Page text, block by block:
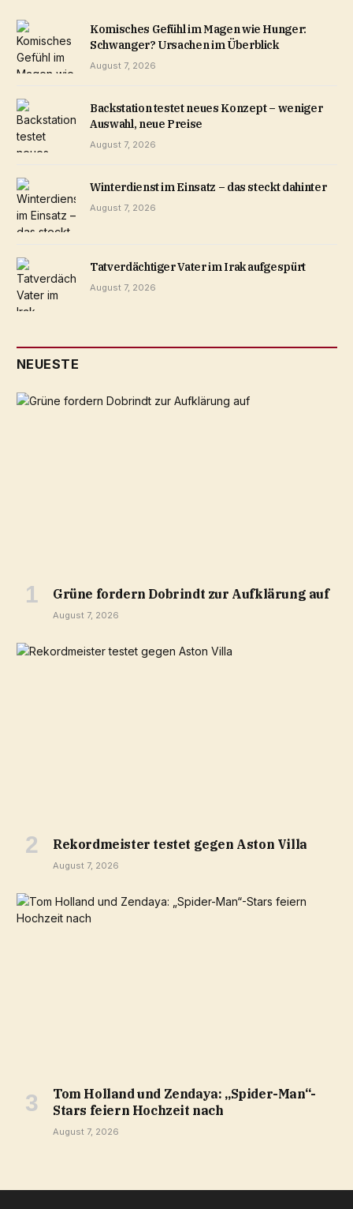
Komisches Gefühl im Magen wie Hunger:
Schwanger? Ursachen im Überblick
August 7, 2026
Backstation testet neues Konzept – weniger
Auswahl, neue Preise
August 7, 2026
Winterdienst im Einsatz – das steckt dahinter
August 7, 2026
Tatverdächtiger Vater im Irak aufgespürt
August 7, 2026
NEUESTE
Grüne fordern Dobrindt zur Aufklärung auf
August 7, 2026
Rekordmeister testet gegen Aston Villa
August 7, 2026
Tom Holland und Zendaya: „Spider-Man“-
Stars feiern Hochzeit nach
August 7, 2026